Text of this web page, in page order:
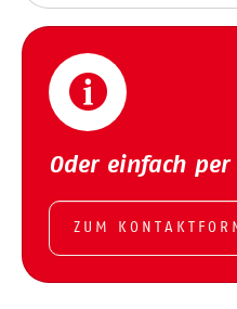
Oder einfach
ZUM